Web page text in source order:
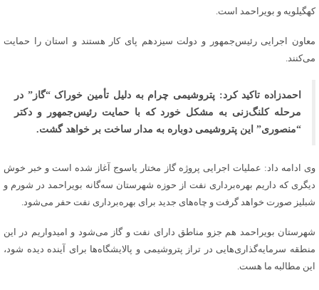
کهگیلویه و بویراحمد است.
معاون اجرایی رئیس‌جمهور و دولت سیزدهم پای کار هستند و استان را حمایت
می‌کنند.
احمدزاده تاکید کرد: پتروشیمی چرام به دلیل تأمین خوراک “گاز” در
مرحله کلنگ‌زنی به مشکل خورد که با حمایت رئیس‌جمهور و دکتر
“منصوری” این پتروشیمی دوباره به مدار ساخت بر خواهد گشت.
وی ادامه داد: عملیات اجرایی پروژه گاز مختار یاسوج آغاز شده است و خبر خوش
دیگری که داریم بهره‌برداری نفت از حوزه شهرستان سه‌گانه بویراحمد در شورم و
شبلیز صورت خواهد گرفت و چاه‌های جدید برای بهره‌برداری نفت حفر می‌شود.
شهرستان بویراحمد هم جزو مناطق دارای نفت و گاز می‌شود و ‌امیدواریم در این
منطقه سرمایه‌گذاری‌هایی در تراز پتروشیمی و پالایشگاه‌ها برای آینده دیده شود،
این مطالبه ما هست.